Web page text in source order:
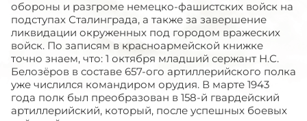
обороны и разгроме немецко-фашистских войск на
подступах Сталинграда, а также за завершение
ликвидации окруженных под городом вражеских
войск. По записям в красноармейской книжке
точно знаем, что: 1 октября младший сержант Н.С.
Белозёров в составе 657-ого артиллерийского полка
уже числился командиром орудия. В марте 1943
года полк был преобразован в 158-й гвардейский
артиллерийский, который, после успешных боевых